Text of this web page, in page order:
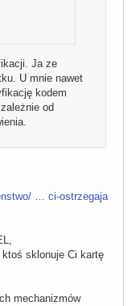
Ja ze
U mnie nawet
kodem
od
… ci-ostrzegaja
sklonuje Ci kartę
mechanizmów